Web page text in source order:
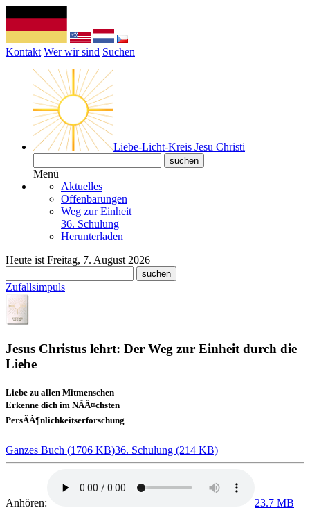
Kontakt Wer wir sind Suchen
Liebe-Licht-Kreis Jesu Christi
Menü
Aktuelles
Offenbarungen
Weg zur Einheit
36. Schulung
Herunterladen
Heute ist Freitag, 7. August 2026
Zufallsimpuls
Jesus Christus lehrt: Der Weg zur Einheit durch die
Liebe
Liebe zu allen Mitmenschen
Erkenne dich im NÃÂ¤chsten
PersÃÂ¶nlichkeitserforschung
Ganzes Buch (1706 KB)36. Schulung (214 KB)
Anhören:
23.7 MB